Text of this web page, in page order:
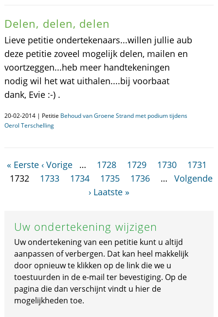
Delen, delen, delen
Lieve petitie ondertekenaars...willen jullie aub
deze petitie zoveel mogelijk delen, mailen en
voortzeggen...heb meer handtekeningen
nodig wil het wat uithalen....bij voorbaat
dank, Evie :-) .
20-02-2014 | Petitie Behoud van Groene Strand met podium tijdens
Oerol Terschelling
« Eerste ‹ Vorige … 1728 1729 1730
1731
1732
1733 1734 1735 1736 …
Volgende
› Laatste »
Uw ondertekening wijzigen
Uw ondertekening van een petitie kunt u altijd
aanpassen of verbergen. Dat kan heel makkelijk
door opnieuw te klikken op de link die we u
toestuurden in de e-mail ter bevestiging. Op de
pagina die dan verschijnt vindt u hier de
mogelijkheden toe.